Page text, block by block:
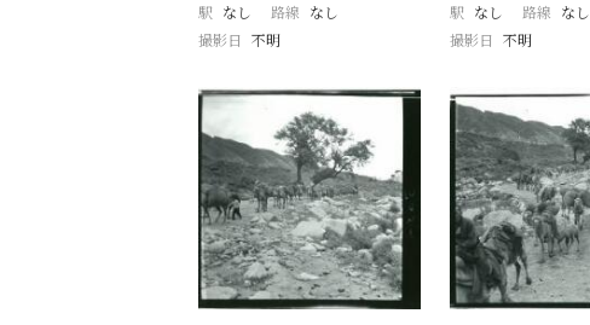
駅 なし 路線 なし
撮影日 不明
駅 なし 路線 なし
撮影日 不明